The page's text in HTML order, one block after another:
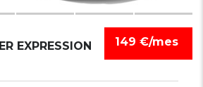
149 €/mes
EXPRESSION